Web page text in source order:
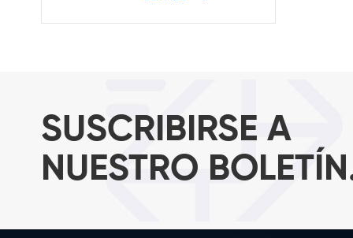
frenos
SUSCRIBIRSE A
NUESTRO